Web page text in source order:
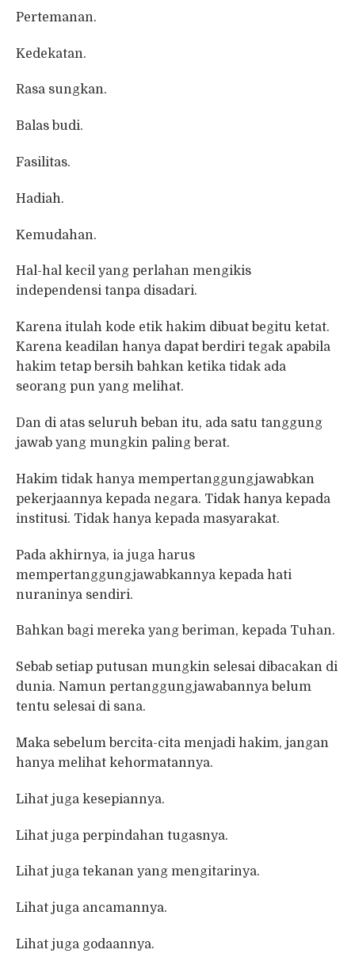
Pertemanan.
Kedekatan.
Rasa sungkan.
Balas budi.
Fasilitas.
Hadiah.
Kemudahan.
Hal-hal kecil yang perlahan mengikis
independensi tanpa disadari.
Karena itulah kode etik hakim dibuat begitu ketat.
Karena keadilan hanya dapat berdiri tegak apabila
hakim tetap bersih bahkan ketika tidak ada
seorang pun yang melihat.
Dan di atas seluruh beban itu, ada satu tanggung
jawab yang mungkin paling berat.
Hakim tidak hanya mempertanggungjawabkan
pekerjaannya kepada negara. Tidak hanya kepada
institusi. Tidak hanya kepada masyarakat.
Pada akhirnya, ia juga harus
mempertanggungjawabkannya kepada hati
nuraninya sendiri.
Bahkan bagi mereka yang beriman, kepada Tuhan.
Sebab setiap putusan mungkin selesai dibacakan di
dunia. Namun pertanggungjawabannya belum
tentu selesai di sana.
Maka sebelum bercita-cita menjadi hakim, jangan
hanya melihat kehormatannya.
Lihat juga kesepiannya.
Lihat juga perpindahan tugasnya.
Lihat juga tekanan yang mengitarinya.
Lihat juga ancamannya.
Lihat juga godaannya.